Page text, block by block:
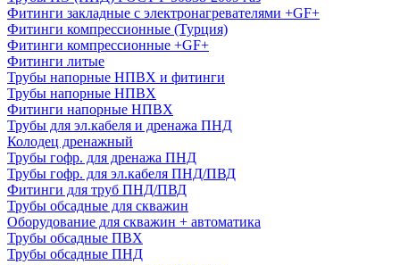
Фитинги закладные с электронагревателями +GF+
Фитинги компрессионные (Турция)
Фитинги компрессионные +GF+
Фитинги литые
Трубы напорные НПВХ и фитинги
Трубы напорные НПВХ
Фитинги напорные НПВХ
Трубы для эл.кабеля и дренажа ПНД
Колодец дренажный
Трубы гофр. для дренажа ПНД
Трубы гофр. для эл.кабеля ПНД/ПВД
Фитинги для труб ПНД/ПВД
Трубы обсадные для скважин
Оборудование для скважин + автоматика
Трубы обсадные ПВХ
Трубы обсадные ПНД